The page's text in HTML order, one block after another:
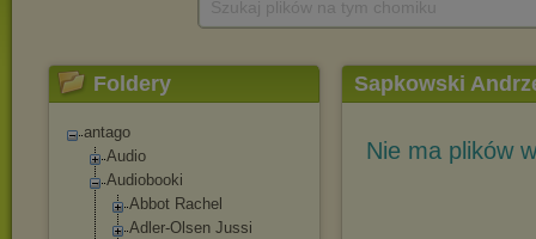
Foldery
antago
Audio
Audiobooki
Abbot Rachel
Adler-Olsen Jussi
Sapkowski
Nie ma plików